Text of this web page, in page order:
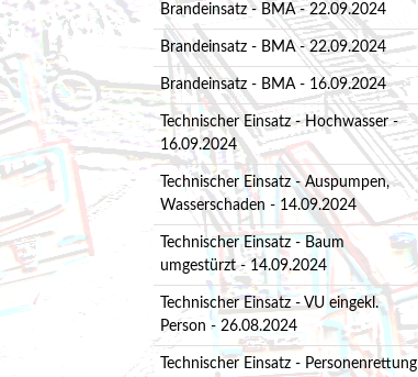
Brandeinsatz - BMA - 22.09.2024
Brandeinsatz - BMA - 22.09.2024
Brandeinsatz - BMA - 16.09.2024
Technischer Einsatz - Hochwasser -
16.09.2024
Technischer Einsatz - Auspumpen,
Wasserschaden - 14.09.2024
Technischer Einsatz - Baum
umgestürzt - 14.09.2024
Technischer Einsatz - VU eingekl.
Person - 26.08.2024
Technischer Einsatz - Personenrettung